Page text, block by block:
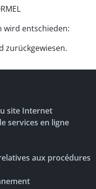
wird entschieden:
zurückgewiesen.
site Internet
services en ligne
aux procédures